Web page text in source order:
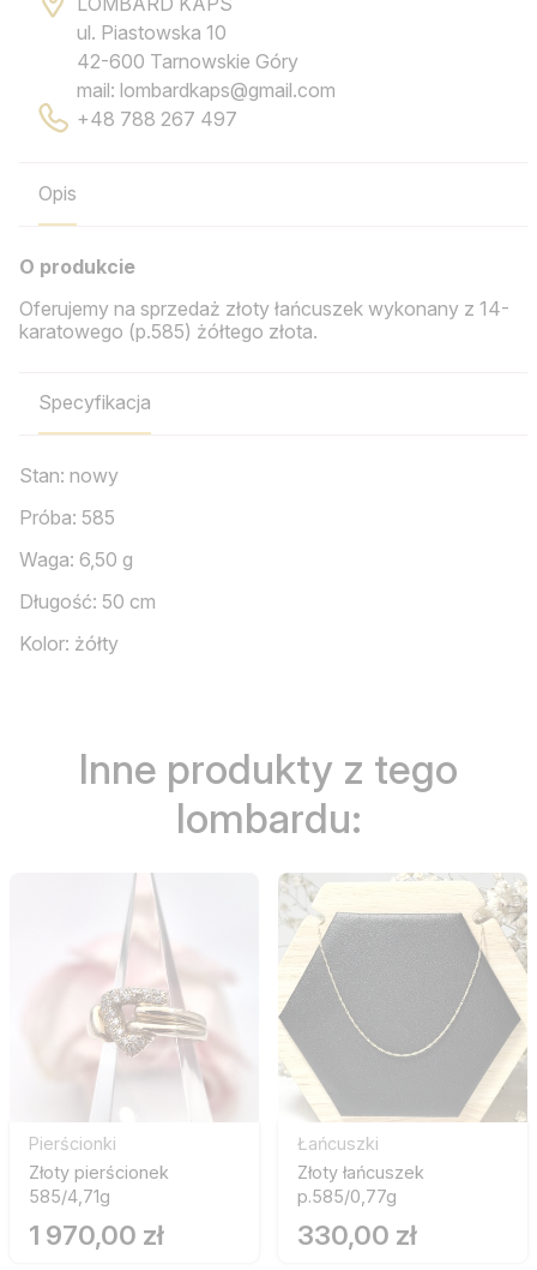
ul. Piastowska 10
42-600 Tarnowskie Góry
mail: lombardkaps@gmail.com
+48 788 267 497
Opis
O produkcie
Oferujemy na sprzedaż złoty łańcuszek wykonany z 14-
karatowego (p.585) żółtego złota.
Specyfikacja
Stan: nowy
Próba: 585
Waga: 6,50 g
Długość: 50 cm
Kolor: żółty
Inne produkty z tego
lombardu:
Pierścionki
Złoty pierścionek
585/4,71g
1 970,00 zł
Łańcuszki
Złoty łańcuszek
p.585/0,77g
330,00 zł